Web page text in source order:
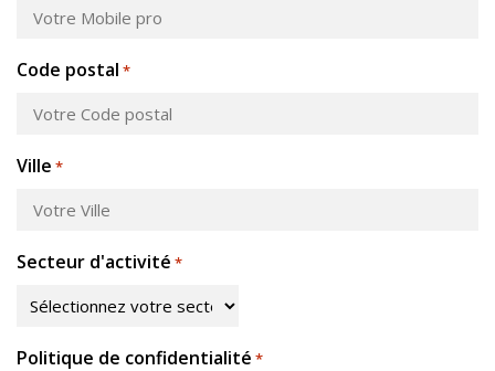
Code postal *
Ville *
Secteur d'activité *
Politique de confidentialité *